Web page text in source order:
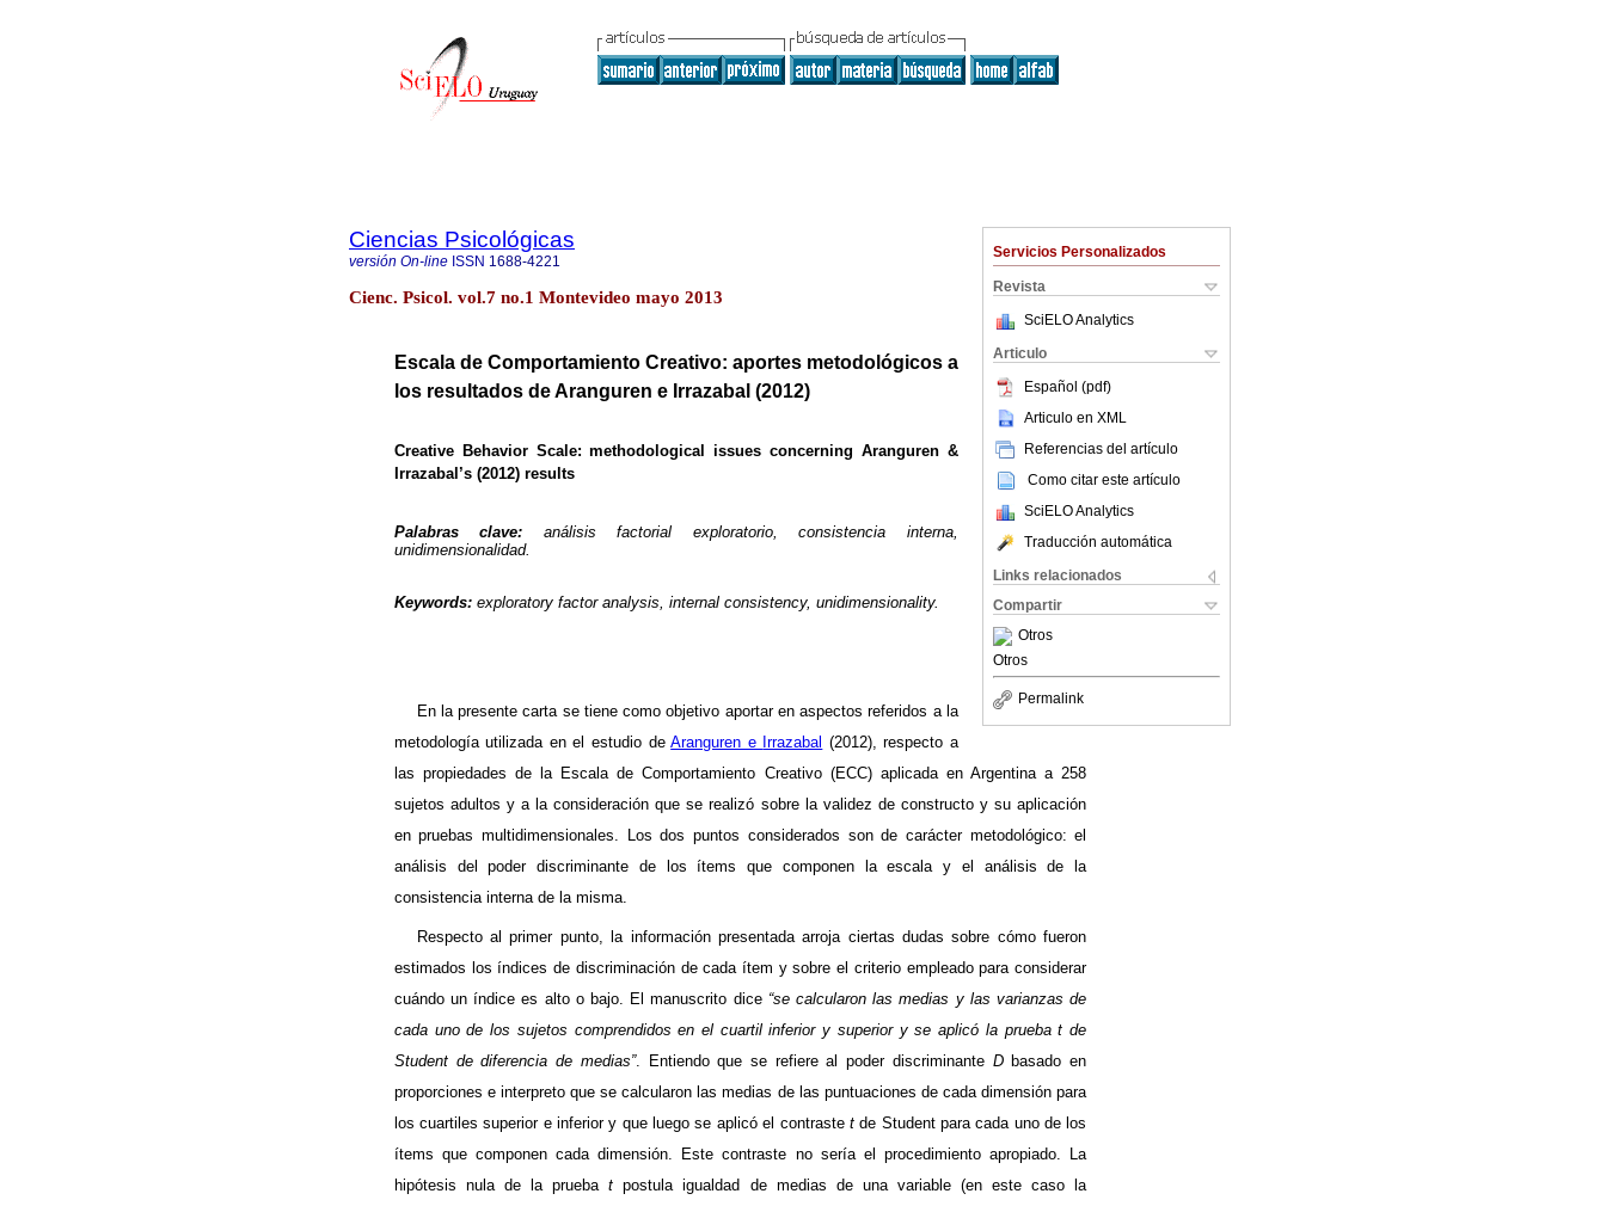
Servicios Personalizados
Revista
SciELO Analytics
Articulo
Español (pdf)
Articulo en XML
Referencias del artículo
Como citar este artículo
SciELO Analytics
Traducción automática
Links relacionados
Compartir
Otros
Otros
Permalink
Ciencias Psicológicas
versión On-line ISSN 1688-4221
Cienc. Psicol. vol.7 no.1 Montevideo mayo 2013
Escala de Comportamiento Creativo: aportes metodológicos a
los resultados de Aranguren e Irrazabal (2012)
Creative Behavior Scale: methodological issues concerningAranguren &
Irrazabal’s(2012) results
Palabras clave:
análisis factorial exploratorio, consistencia interna,
unidimensionalidad.
Keywords: exploratory factor analysis, internal consistency, unidimensionality.
En la presente carta se tiene como objetivo aportar en aspectos referidos a la
metodología utilizada en el estudio deAranguren e Irrazabal (2012), respecto a
las propiedades de la Escala de Comportamiento Creativo (ECC) aplicada en Argentina a 258
sujetos adultos y a la consideración que se realizó sobre la validez de constructo y su aplicación
en pruebas multidimensionales. Los dos puntos considerados son de carácter metodológico: el
análisis del poder discriminante de los ítems que componen la escala y el análisis de la
consistencia interna de la misma.
Respecto al primer punto, la información presentada arroja ciertas dudas sobre cómo fueron
estimados los índices de discriminación de cada ítem y sobre el criterio empleado para considerar
cuándo un índice es alto o bajo. El manuscrito dice “se calcularon las medias y las varianzas de
cada uno de los sujetos comprendidos en el cuartilinferior y superior y se aplicó la prueba t de
Studentde diferencia de medias”. Entiendo que se refiere al poder discriminante Dbasado en
proporciones e interpreto que se calcularon las medias de las puntuaciones de cada dimensión para
loscuartiles superior e inferior y que luego se aplicó el contraste tde Studentpara cada uno de los
ítems que componen cada dimensión. Este contraste no sería el procedimiento apropiado. La
hipótesis nula de la pruebat postula igualdad de medias de una variable (en este caso la